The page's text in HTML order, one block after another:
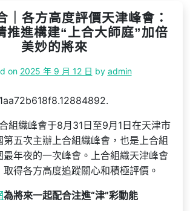
｜各方高度評價天津峰會：
推進構建“上合大師庭”加倍
美妙的將來
on 2025 年 9 月 12 日 by admin
組織峰會于8月31日至9月1日在天津市
五次主辦上合組織峰會，也是上合組
最年夜的一次峰會。上合組織天津峰會
得各方高度追蹤關心和積極評價。
為將來一起配合注進“津”彩動能